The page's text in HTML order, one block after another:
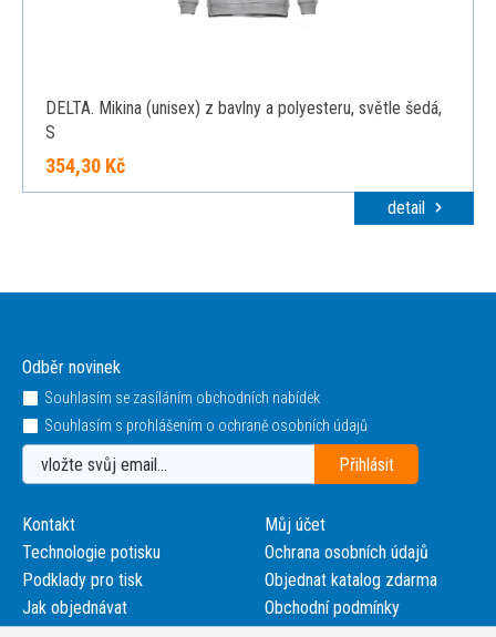
DELTA. Mikina (unisex) z bavlny a polyesteru, světle šedá,
S
354,30 Kč
detail
Odběr novinek
Souhlasím se zasíláním obchodních nabídek
Souhlasím s prohlášením o ochraně osobních údajů
Kontakt
Technologie potisku
Podklady pro tisk
Jak objednávat
Můj účet
Ochrana osobních údajů
Objednat katalog zdarma
Obchodní podmínky